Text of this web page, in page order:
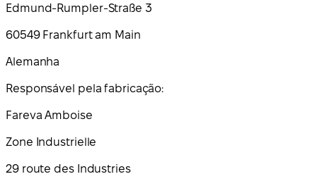
Edmund-Rumpler-Straße 3
60549 Frankfurt am Main
Alemanha
Responsável pela fabricação:
Fareva Amboise
Zone Industrielle
29 route des Industries